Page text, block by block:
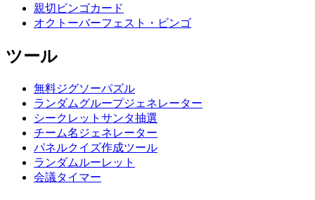
親切ビンゴカード
オクトーバーフェスト・ビンゴ
ツール
無料ジグソーパズル
ランダムグループジェネレーター
シークレットサンタ抽選
チーム名ジェネレーター
パネルクイズ作成ツール
ランダムルーレット
会議タイマー